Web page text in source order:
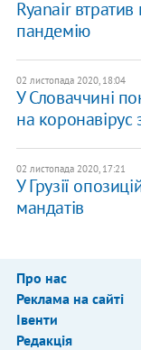
Ryanair
пандемію
02 листопада 2020, 18:04
У Словаччині
на коронавірус
02 листопада 2020, 17:21
У Грузії
мандатів
Про нас
Реклама на сайті
Івенти
Редакція